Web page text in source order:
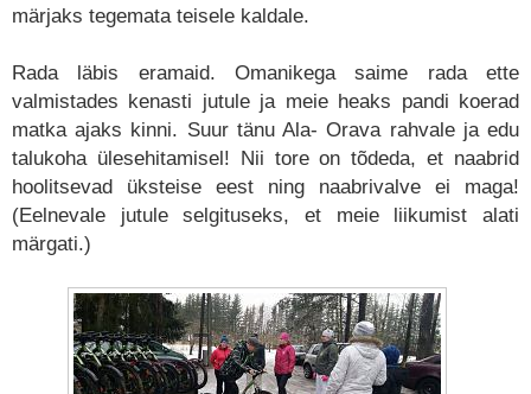
märjaks tegemata teisele kaldale.
Rada läbis eramaid. Omanikega saime rada ette
valmistades kenasti jutule ja meie heaks pandi koerad
matka ajaks kinni. Suur tänu Ala- Orava rahvale ja edu
talukoha ülesehitamisel! Nii tore on tõdeda, et naabrid
hoolitsevad üksteise eest ning naabrivalve ei maga!
(Eelnevale jutule selgituseks, et meie liikumist alati
märgati.)